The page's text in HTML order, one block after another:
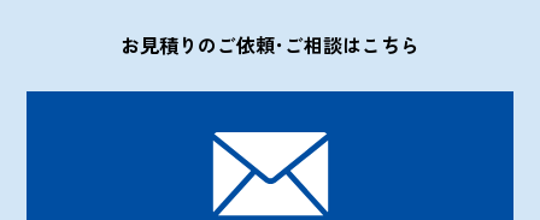
お見積りのご依頼･ご相談はこちら